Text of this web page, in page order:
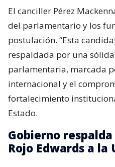
El canciller Pérez
del parlamentario y los
postulación. “Esta
respaldada por una
parlamentaria, marcada
internacional y el
fortalecimiento
Estado.
Gobierno
Rojo Edwards a la